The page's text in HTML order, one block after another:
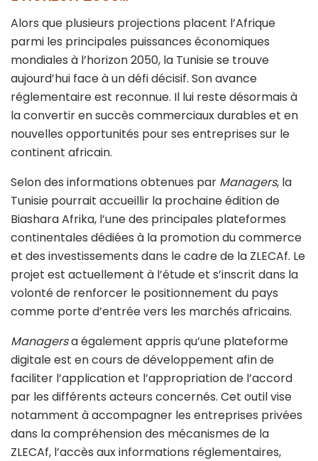
Alors que plusieurs projections placent l’Afrique
parmi les principales puissances économiques
mondiales à l’horizon 2050, la Tunisie se trouve
aujourd’hui face à un défi décisif. Son avance
réglementaire est reconnue. Il lui reste désormais à
la convertir en succès commerciaux durables et en
nouvelles opportunités pour ses entreprises sur le
continent africain.
Selon des informations obtenues par Managers, la
Tunisie pourrait accueillir la prochaine édition de
Biashara Afrika, l’une des principales plateformes
continentales dédiées à la promotion du commerce
et des investissements dans le cadre de la ZLECAf. Le
projet est actuellement à l’étude et s’inscrit dans la
volonté de renforcer le positionnement du pays
comme porte d’entrée vers les marchés africains.
Managersa également appris qu’une plateforme
digitale est en cours de développement afin de
faciliter l’application et l’appropriation de l’accord
par les différents acteurs concernés. Cet outil vise
notamment à accompagner les entreprises privées
dans la compréhension des mécanismes de la
ZLECAf, l’accès aux informations réglementaires,